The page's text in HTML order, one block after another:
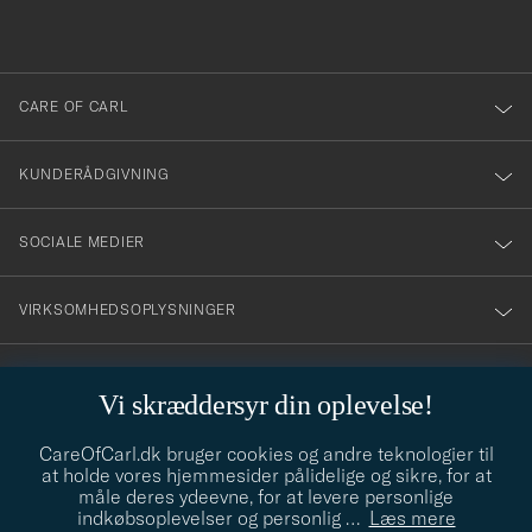
Vi skræddersyr din oplevelse!
CareOfCarl.dk bruger cookies og andre teknologier til
at holde vores hjemmesider pålidelige og sikre, for at
måle deres ydeevne, for at levere personlige
indkøbsoplevelser og personlig … Læs mere
dig
till
vårt
nyhetsbrev!
CARE OF CARL
KUNDERÅDGIVNING
SOCIALE MEDIER
VIRKSOMHEDSOPLYSNINGER
info@careofcarl.dk
Behøver du hjælp til at finde din stil? Lad os hjælpe dig, vi hjælper
gerne til!
STILRÅD